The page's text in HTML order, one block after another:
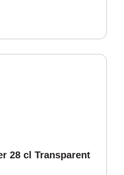
28 cl Transparent